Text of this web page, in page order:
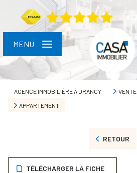
MENU
AGENCE IMMOBILIÈRE À DRANCY VENTE
APPARTEMENT
RETOUR
TÉLÉCHARGER LA FICHE